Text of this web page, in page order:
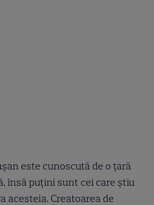
este cunoscută de o țară
însă puțini sunt cei care știu
acesteia. Creatoarea de